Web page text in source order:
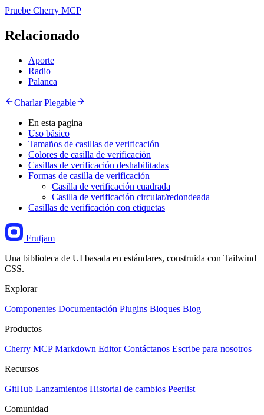
Pruebe Cherry MCP
Relacionado
Aporte
Radio
Palanca
Charlar Plegable
En esta pagina
Uso básico
Tamaños de casillas de verificación
Colores de casilla de verificación
Casillas de verificación deshabilitadas
Formas de casilla de verificación
Casilla de verificación cuadrada
Casilla de verificación circular/redondeada
Casillas de verificación con etiquetas
Frutjam
Una biblioteca de UI basada en estándares, construida con Tailwind
CSS.
Explorar
Componentes Documentación Plugins Bloques Blog
Productos
Cherry MCP Markdown Editor Contáctanos Escribe para nosotros
Recursos
GitHub Lanzamientos Historial de cambios Peerlist
Comunidad